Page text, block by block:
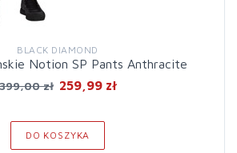
BLACK DIAMOND
Notion SP Pants Anthracite
zł 259,99 zł
DO KOSZYKA